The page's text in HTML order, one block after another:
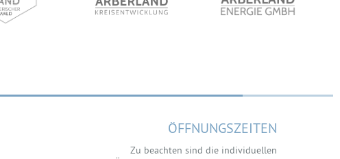
ÖFFNUNGSZEITEN
Zu beachten sind die individuellen